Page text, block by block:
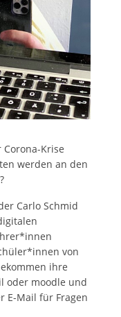
Krise
werden an den
Carlo Schmid
von
ihre
oder moodle und
E-Mail für Fragen